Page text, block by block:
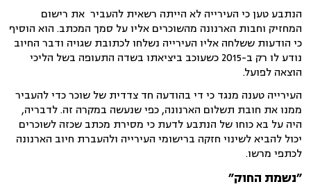
הנתבע טען כי העירייה לא הייתה רשאית להעביר את רישום
המחזיק וחבות הארנונה מהשוכרים אליו על סמך המכתב. הוא הוסיף
כי הודעות ששלחה אליו העירייה נשלחו לכתובת שגויה ודבר החיוב
נודע לו רק ב-2015 כשעוכב ביציאתו בשדה התעופה בשל הליכי
הוצאה לפועל.
העירייה טענה מנגד כי די בהודעה חד צדדית של שוכר כדי להעביר
ממנו את חובת תשלום הארנונה, כפי שנעשה במקרה זה. לדבריה,
היה על בא כוחו של הנתבע לדעת כי מסירת מכתב שכזה לשוכרים
יכול להביא לשינוי חזקה ברישומי העירייה ולהעברת חיוב הארנונה
לכתפי מרשו.
״נשמת החוק״